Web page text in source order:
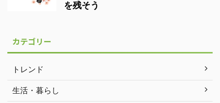
を残そう
カテゴリー
トレンド
生活・暮らし